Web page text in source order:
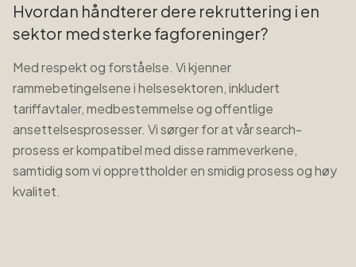
Hvordan håndterer dere rekruttering i en
sektor med sterke fagforeninger?
Med respekt og forståelse. Vi kjenner
rammebetingelsene i helsesektoren, inkludert
tariffavtaler, medbestemmelse og offentlige
ansettelsesprosesser. Vi sørger for at vår search-
prosess er kompatibel med disse rammeverkene,
samtidig som vi opprettholder en smidig prosess og høy
kvalitet.